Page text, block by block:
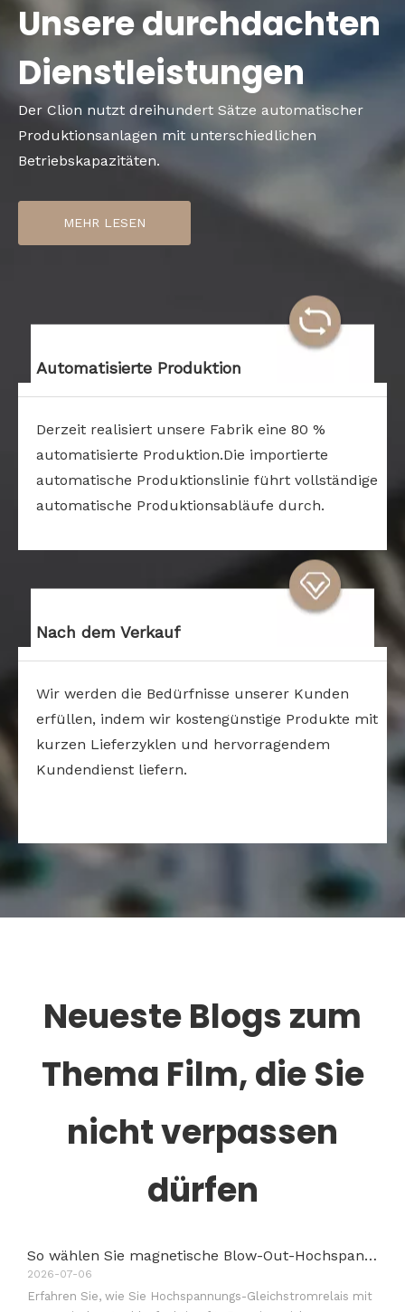
Unsere durchdachten
Dienstleistungen
Der Clion nutzt dreihundert Sätze automatischer
Produktionsanlagen mit unterschiedlichen
Betriebskapazitäten.
MEHR LESEN
Automatisierte Produktion
Derzeit realisiert unsere Fabrik eine 80 %
automatisierte Produktion.Die importierte
automatische Produktionslinie führt vollständige
automatische Produktionsabläufe durch.
Nach dem Verkauf
Wir werden die Bedürfnisse unserer Kunden
erfüllen, indem wir kostengünstige Produkte mit
kurzen Lieferzyklen und hervorragendem
Kundendienst liefern.
Neueste Blogs zum
Thema Film, die Sie
nicht verpassen
dürfen
So wählen Sie magnetische Blow-Out-Hochspannungsrelais für die Energiespeicherung aus
2026-07-06
Erfahren Sie, wie Sie Hochspannungs-Gleichstromrelais mit